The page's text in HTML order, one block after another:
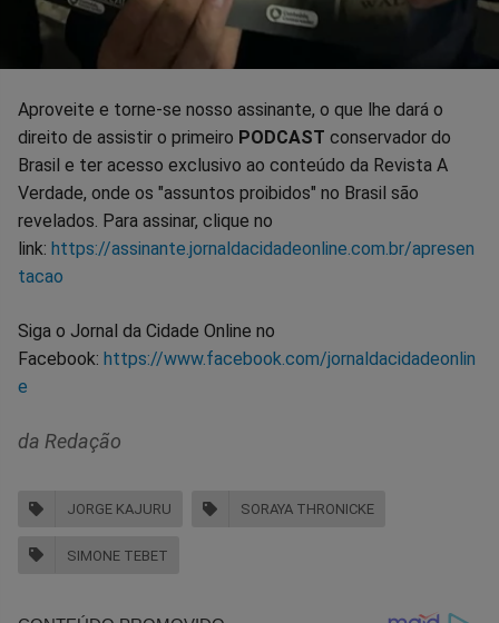
Aproveite e torne-se nosso assinante, o que lhe dará o
direito de assistir o primeiro PODCAST conservador do
Brasil e ter acesso exclusivo ao conteúdo da Revista A
Verdade, onde os "assuntos proibidos" no Brasil são
revelados. Para assinar, clique no
link: https://assinante.jornaldacidadeonline.com.br/apresen
tacao
Siga o Jornal da Cidade Online no
Facebook: https://www.facebook.com/jornaldacidadeonlin
e
da Redação
JORGE KAJURU SORAYA THRONICKE
SIMONE TEBET